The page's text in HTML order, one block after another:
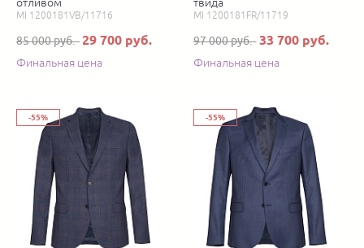
MI 1200181VB/11716
85 000 руб.29 700 руб.
Финальная цена
MI 1200181FR/11719
97 000 руб. 33 700 руб.
Финальная цена
-55% -55%